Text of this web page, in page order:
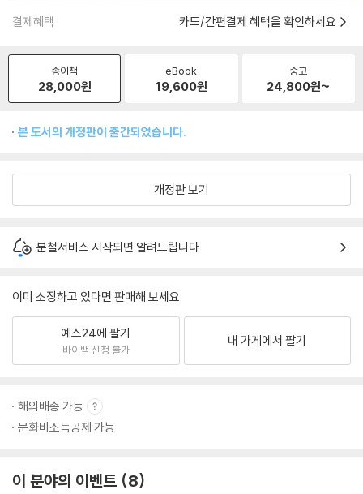
결제혜택 카드/간편결제 혜택을 확인하세요
종이책
28,000원
eBook
19,600원
중고
24,800원~
본 도서의 개정판이 출간되었습니다.
개정판 보기
분철서비스 시작되면 알려드립니다.
이미 소장하고 있다면 판매해 보세요.
예스24에 팔기
바이백 신청 불가
내 가게에서 팔기
해외배송 가능
문화비소득공제 가능
이 분야의 이벤트 8